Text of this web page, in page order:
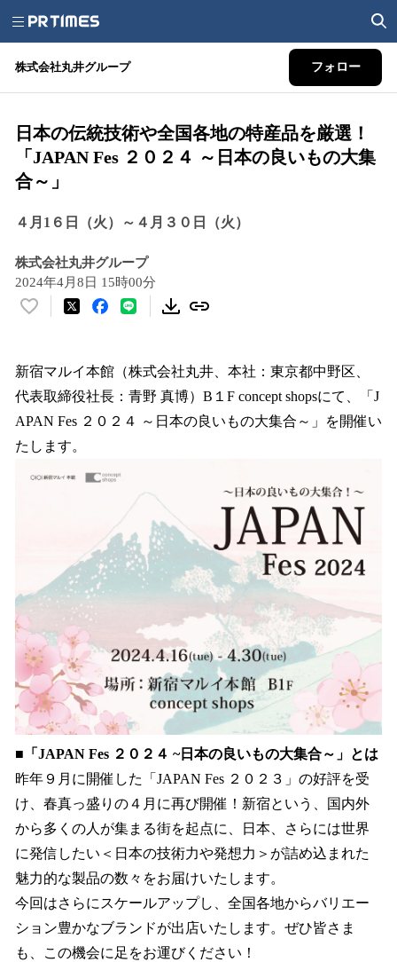
株式会社丸井グループ フォロー
日本の伝統技術や全国各地の特産品を厳選！
「JAPAN Fes ２０２４ ～日本の良いもの大集
合～」
４月1６日（火）～４月３０日（火）
株式会社丸井グループ
2024年4月8日 15時00分
い
！
数
を
読
み
み
新宿マルイ本館（株式会社丸井、本社：東京都中野区、
代表取締役社長：青野 真博）B１F concept shopsにて、「J
APAN Fes ２０２４ ～日本の良いもの大集合～」を開催い
たします。
■「JAPAN Fes ２０２４ ~日本の良いもの大集合～」とは
昨年９月に開催した「JAPAN Fes ２０２３」の好評を受
け、春真っ盛りの４月に再び開催！新宿という、国内外
から多くの人が集まる街を起点に、日本、さらには世界
に発信したい＜日本の技術力や発想力＞が詰め込まれた
魅力的な製品の数々をお届けいたします。
今回はさらにスケールアップし、全国各地からバリエー
ション豊かなブランドが出店いたします。ぜひ皆さま
も、この機会に足をお運びください！